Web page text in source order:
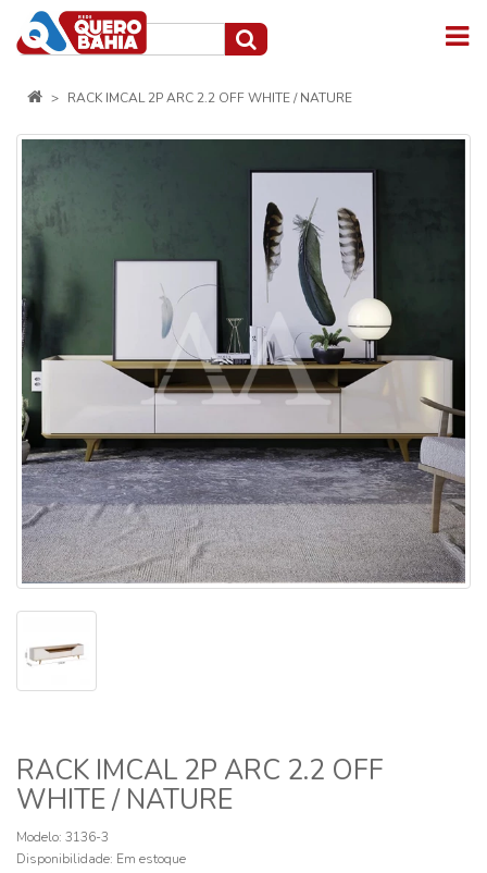
RACK IMCAL 2P ARC 2.2 OFF WHITE / NATURE
RACK IMCAL 2P ARC 2.2 OFF
WHITE / NATURE
Modelo: 3136-3
Disponibilidade: Em estoque